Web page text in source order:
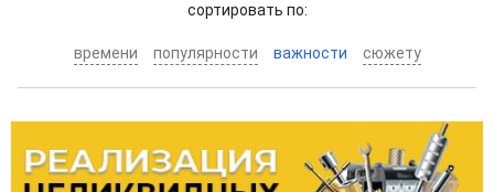
cортировать по:
времени популярности важности сюжету